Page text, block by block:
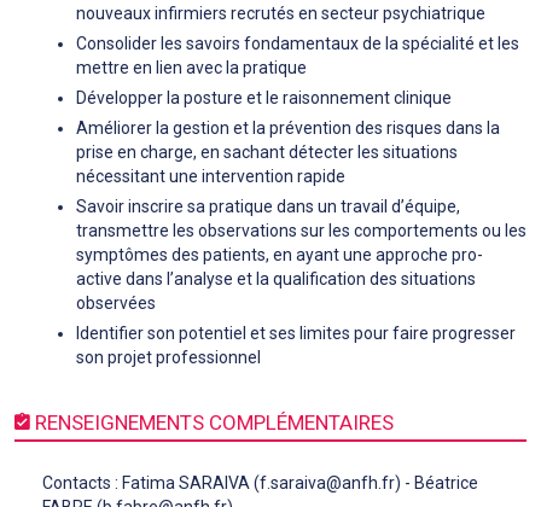
nouveaux infirmiers recrutés en secteur psychiatrique
Consolider les savoirs fondamentaux de la spécialité et les
mettre en lien avec la pratique
Développer la posture et le raisonnement clinique
Améliorer la gestion et la prévention des risques dans la
prise en charge, en sachant détecter les situations
nécessitant une intervention rapide
Savoir inscrire sa pratique dans un travail d’équipe,
transmettre les observations sur les comportements ou les
symptômes des patients, en ayant une approche pro-
active dans l’analyse et la qualification des situations
observées
Identifier son potentiel et ses limites pour faire progresser
son projet professionnel
RENSEIGNEMENTS COMPLÉMENTAIRES
Contacts : Fatima SARAIVA (f.saraiva@anfh.fr) - Béatrice